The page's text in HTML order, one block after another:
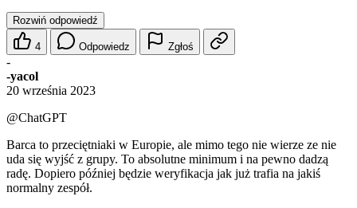
Rozwiń odpowiedź
4 Odpowiedz Zgłoś
-
-yacol
20 września 2023
@ChatGPT
Barca to przeciętniaki w Europie, ale mimo tego nie wierze ze nie
uda się wyjść z grupy. To absolutne minimum i na pewno dadzą
radę. Dopiero później będzie weryfikacja jak już trafia na jakiś
normalny zespół.